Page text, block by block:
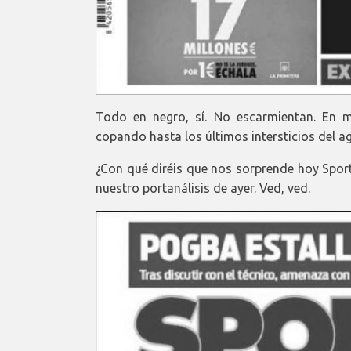
Todo en negro, sí. No escarmientan. En
copando hasta los últimos intersticios del
¿Con qué diréis que nos sorprende hoy
nuestro portanálisis de ayer. Ved, ved.